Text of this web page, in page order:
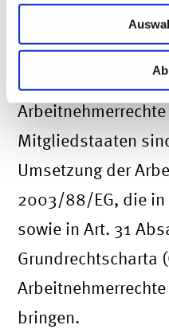
Gerichtshofs
Mitgliedstaaten
Umsetzung der
2003/88/EG, die in
sowie in Art. 31
Grundrechtscharta
bringen.